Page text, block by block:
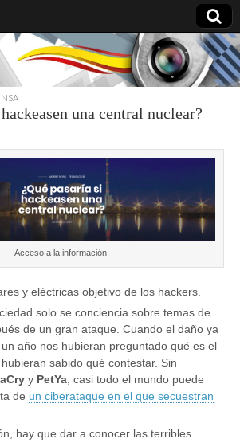
una central nuclear?
Acceso a la información.
y eléctricas objetivo de los hackers.
solo se conciencia sobre temas de
de un gran ataque. Cuando el daño ya
año nos hubieran preguntado qué es el
sabido qué contestar. Sin
y PetYa, casi todo el mundo puede
de un ciberataque en el que secuestran
hay que dar a conocer las terribles